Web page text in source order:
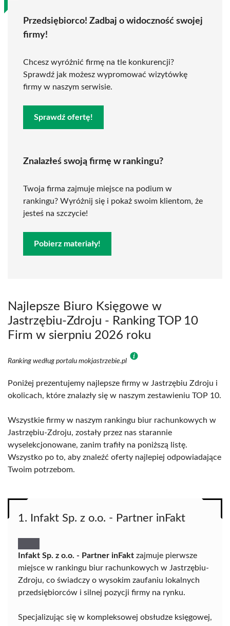
Przedsiębiorco! Zadbaj o widoczność swojej
firmy!
Chcesz wyróżnić firmę na tle konkurencji?
Sprawdź jak możesz wypromować wizytówkę
firmy w naszym serwisie.
Sprawdź ofertę!
Znalazłeś swoją firmę w rankingu?
Twoja firma zajmuje miejsce na podium w
rankingu? Wyróżnij się i pokaż swoim klientom, że
jesteś na szczycie!
Pobierz materiały!
Najlepsze Biuro Księgowe w
Jastrzębiu-Zdroju - Ranking TOP 10
Firm w sierpniu 2026 roku
Ranking według portalu mokjastrzebie.pl
Poniżej prezentujemy najlepsze firmy w Jastrzębiu Zdroju i
okolicach, które znalazły się w naszym zestawieniu TOP 10.
Wszystkie firmy w naszym rankingu biur rachunkowych w
Jastrzębiu-Zdroju, zostały przez nas starannie
wyselekcjonowane, zanim trafiły na poniższą listę.
Wszystko po to, aby znaleźć oferty najlepiej odpowiadające
Twoim potrzebom.
1. Infakt Sp. z o.o. - Partner inFakt
Infakt Sp. z o.o. - Partner inFakt zajmuje pierwsze
miejsce w rankingu biur rachunkowych w Jastrzębiu-
Zdroju, co świadczy o wysokim zaufaniu lokalnych
przedsiębiorców i silnej pozycji firmy na rynku.
Specjalizując się w kompleksowej obsłudze księgowej,